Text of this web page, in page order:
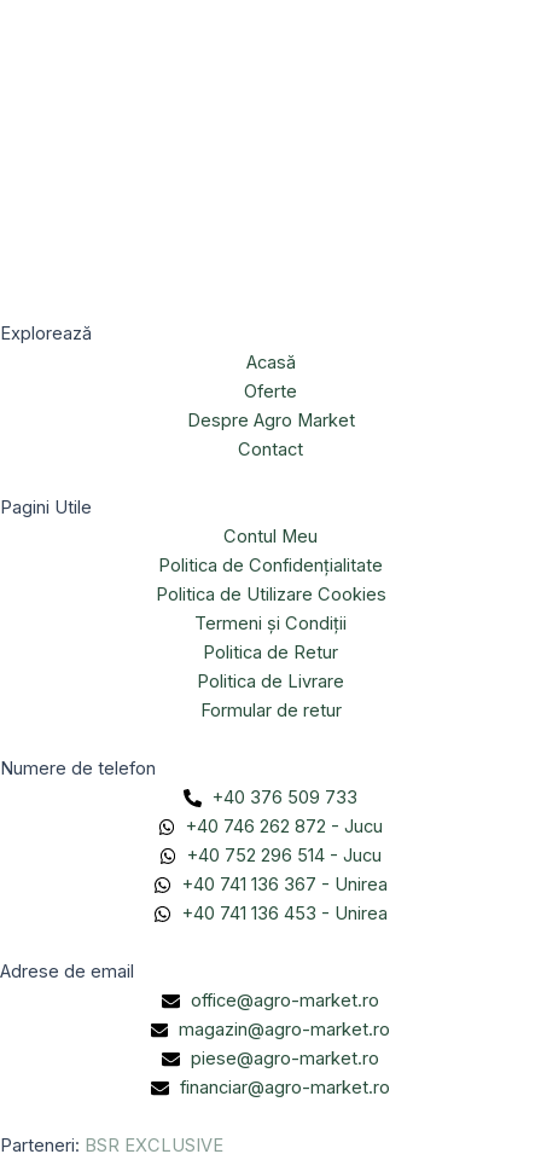
Explorează
Acasă
Oferte
Despre Agro Market
Contact
Pagini Utile
Contul Meu
Politica de Confidențialitate
Politica de Utilizare Cookies
Termeni și Condiții
Politica de Retur
Politica de Livrare
Formular de retur
Numere de telefon
+40 376 509 733
+40 746 262 872 - Jucu
+40 752 296 514 - Jucu
+40 741 136 367 - Unirea
+40 741 136 453 - Unirea
Adrese de email
office@agro-market.ro
magazin@agro-market.ro
piese@agro-market.ro
financiar@agro-market.ro
Parteneri: BSR EXCLUSIVE